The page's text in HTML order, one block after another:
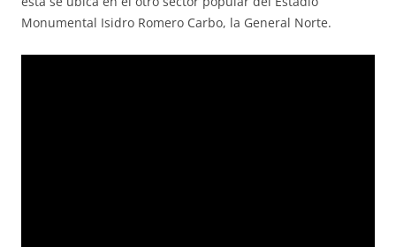
Monumental Isidro Romero Carbo, la General Norte.